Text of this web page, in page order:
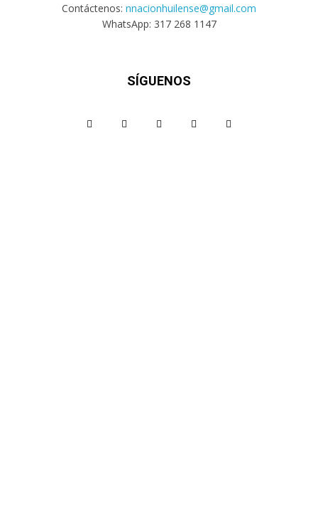
Contáctenos: nnacionhuilense@gmail.com
WhatsApp: 317 268 1147
SÍGUENOS